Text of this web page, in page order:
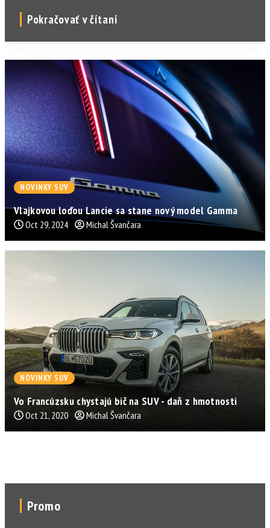
Pokračovať v čítaní
NOVINKY SUV
Vlajkovou loďou Lancie sa stane nový model Gamma
Oct 29, 2024 Michal Švančara
NOVINKY SUV
Vo Francúzsku chystajú bič na SUV - daň z hmotnosti
Oct 21, 2020 Michal Švančara
Promo